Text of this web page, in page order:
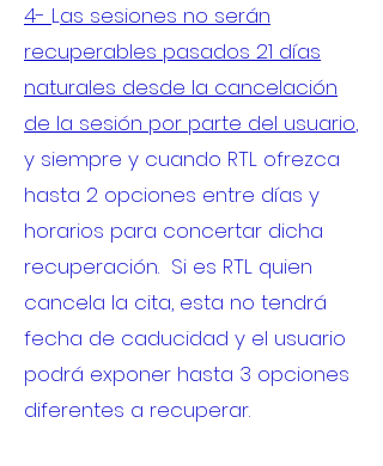
4- Las sesiones no serán
recuperables pasados 21 días
naturales desde la cancelación
de la sesión por parte del usuario,
y siempre y cuando RTL ofrezca
hasta 2 opciones entre días y
horarios para concertar dicha
recuperación. Si es RTL quien
cancela la cita, esta no tendrá
fecha de caducidad y el usuario
podrá exponer hasta 3 opciones
diferentes a recuperar.